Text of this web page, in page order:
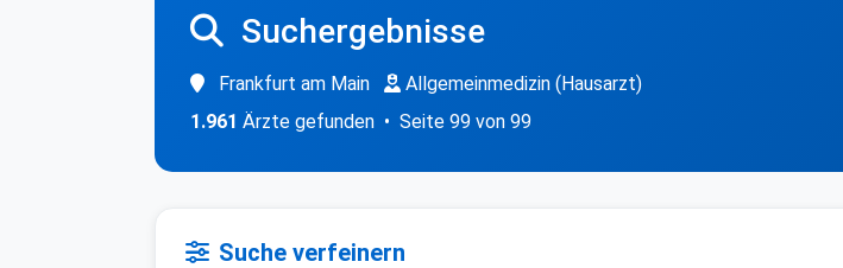
Suchergebnisse
Frankfurt am Main
Allgemeinmedizin (Hausarzt)
1.961 Ärzte gefunden • Seite 99 von 99
Suche verfeinern